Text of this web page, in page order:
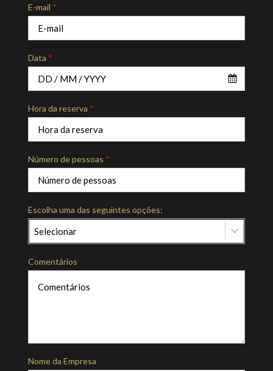
E-mail *
Data *
Hora da reserva *
Número de pessoas *
Escolha uma das seguintes opções:
Selecionar
Comentários
Nome da Empresa